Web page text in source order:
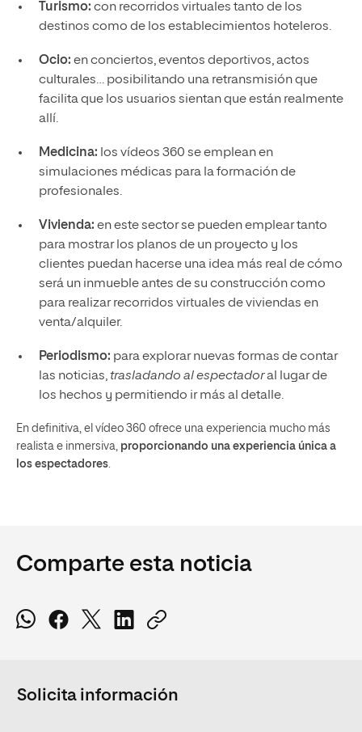
Turismo: con recorridos virtuales tanto de los
destinos como de los establecimientos hoteleros.
Ocio: en conciertos, eventos deportivos, actos
culturales… posibilitando una retransmisión que
facilita que los usuarios sientan que están realmente
allí.
Medicina: los vídeos 360 se emplean en
simulaciones médicas para la formación de
profesionales.
Vivienda: en este sector se pueden emplear tanto
para mostrar los planos de un proyecto y los
clientes puedan hacerse una idea más real de cómo
será un inmueble antes de su construcción como
para realizar recorridos virtuales de viviendas en
venta/alquiler.
Periodismo: para explorar nuevas formas de contar
las noticias,trasladando al espectadoral lugar de
los hechos y permitiendo ir más al detalle.
En definitiva, el vídeo 360 ofrece una experiencia mucho más
realista e inmersiva, proporcionando una experiencia única a
los espectadores.
Comparte esta noticia
Solicita información